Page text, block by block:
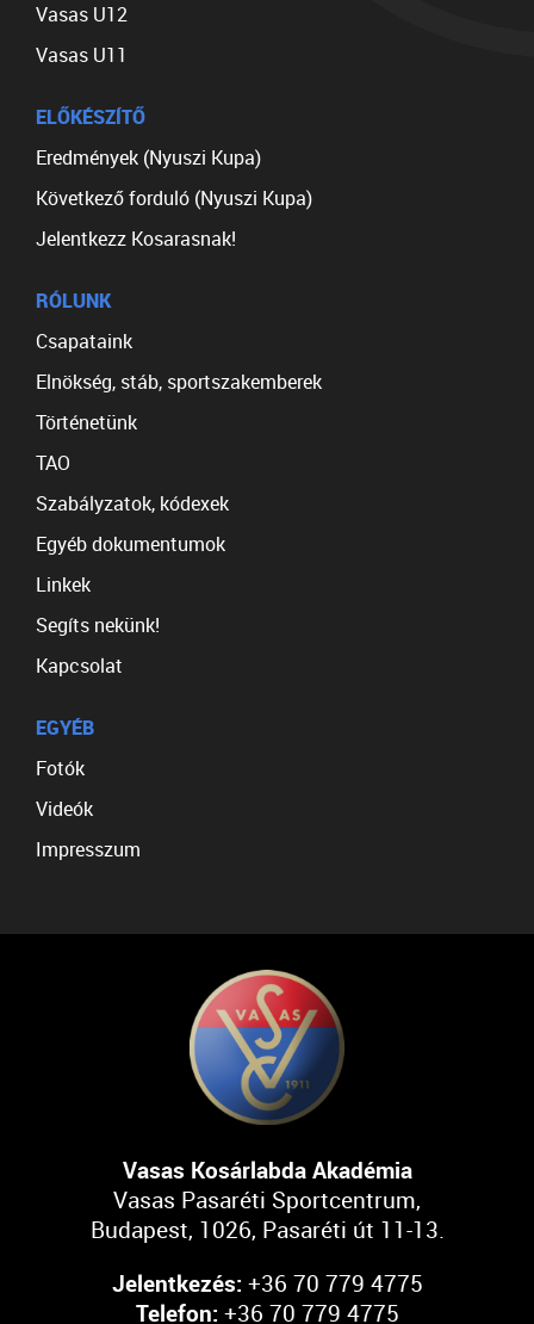
Vasas U12
Vasas U11
ELŐKÉSZÍTŐ
Eredmények (Nyuszi Kupa)
Következő forduló (Nyuszi Kupa)
Jelentkezz Kosarasnak!
RÓLUNK
Csapataink
Elnökség, stáb, sportszakemberek
Történetünk
TAO
Szabályzatok, kódexek
Egyéb dokumentumok
Linkek
Segíts nekünk!
Kapcsolat
EGYÉB
Fotók
Videók
Impresszum
Vasas Kosárlabda Akadémia
Vasas Pasaréti Sportcentrum,
Budapest, 1026, Pasaréti út 11-13.
Jelentkezés: +36 70 779 4775
Telefon: +36 70 779 4775